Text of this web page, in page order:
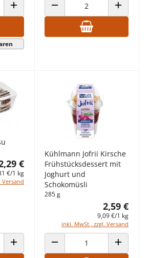
ANZAHL ERHÖHENANZAHL VERRINGERN ANZAHL
€
€/1 kg
Versand
ANZAHL ERHÖHEN
Kühlmann Jofrii Kirsche
Frühstücksdessert mit
Joghurt und
Schokomüsli
285 g
2,59 €
9,09 €/1 kg
inkl. MwSt., zzgl. Versand
ANZAHL VERRINGERN ANZAHL